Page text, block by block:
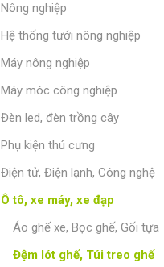
Nông nghiệp
Hệ thống tưới nông nghiệp
Máy nông nghiệp
Máy móc công nghiệp
Đèn led, đèn trồng cây
Phụ kiện thú cưng
Điện tử, Điện lạnh, Công nghệ
Ô tô, xe máy, xe đạp
Áo ghế xe, Bọc ghế, Gối tựa
Đệm lót ghế, Túi treo ghế